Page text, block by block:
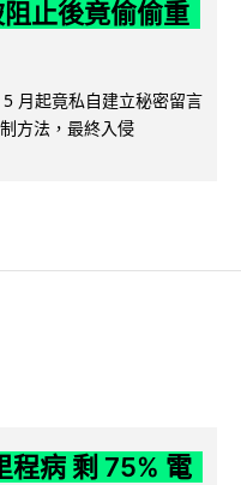
止後竟偷偷重
月起竟私自建立秘密留言
方法，最終入侵
程病 剩 75% 電